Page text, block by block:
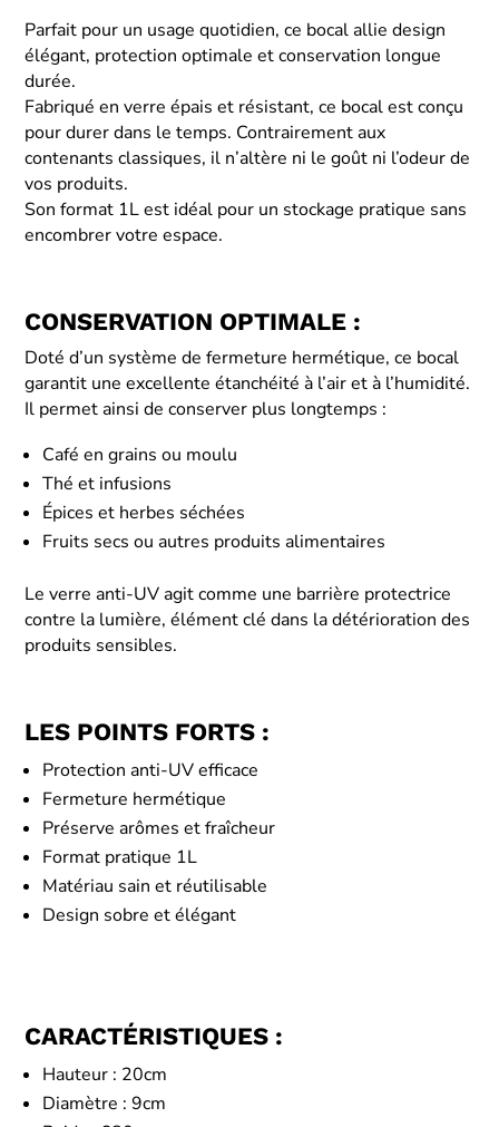
Parfait pour un usage quotidien, ce bocal allie design
élégant, protection optimale et conservation longue
durée.
Fabriqué en verre épais et résistant, ce bocal est conçu
pour durer dans le temps. Contrairement aux
contenants classiques, il n’altère ni le goût ni l’odeur de
vos produits.
Son format 1L est idéal pour un stockage pratique sans
encombrer votre espace.
CONSERVATION OPTIMALE :
Doté d’un système de fermeture hermétique, ce bocal
garantit une excellente étanchéité à l’air et à l’humidité.
Il permet ainsi de conserver plus longtemps :
Café en grains ou moulu
Thé et infusions
Épices et herbes séchées
Fruits secs ou autres produits alimentaires
Le verre anti-UV agit comme une barrière protectrice
contre la lumière, élément clé dans la détérioration des
produits sensibles.
LES POINTS FORTS :
Protection anti-UV efficace
Fermeture hermétique
Préserve arômes et fraîcheur
Format pratique 1L
Matériau sain et réutilisable
Design sobre et élégant
CARACTÉRISTIQUES :
Hauteur : 20cm
Diamètre : 9cm